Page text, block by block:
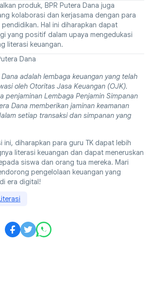
produk, BPR Putera Dana juga
kolaborasi dan kerjasama dengan para
Hal ini diharapkan dapat
yang positif dalam upaya mengedukasi
literasi keuangan.
Dana
Dana adalah lembaga keuangan yang telah
oleh Otoritas Jasa Keuangan (OJK).
penjaminan Lembaga Penjamin Simpanan
Dana memberikan jaminan keamanan
setiap transaksi dan simpanan yang
ini, diharapkan para guru TK dapat lebih
literasi keuangan dan dapat meneruskan
siswa dan orang tua mereka. Mari
pengelolaan keuangan yang
era digital!